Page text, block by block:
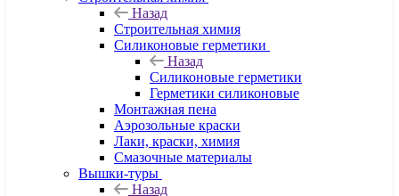
Назад
Строительная химия
Силиконовые герметики
Назад
Силиконовые герметики
Герметики силиконовые
Монтажная пена
Аэрозольные краски
Лаки, краски, химия
Смазочные материалы
Вышки-туры
Назад